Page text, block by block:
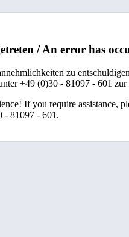
/ An error has
zu
+49 (0)30 - 81097 - 601
If you require assistance,
- 81097 - 601.